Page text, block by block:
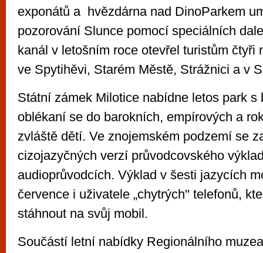
exponátů a hvězdárna nad DinoParkem
pozorování Slunce pomocí speciálních
kanál v letošním roce otevřel turistům čtyři
ve Spytihěvi, Starém Městě, Strážnici a v
Státní zámek Milotice nabídne letos park s
oblékaní se do barokních, empírových a
zvláště dětí. Ve znojemském podzemí se
cizojazyčných verzí průvodcovského
audioprůvodcích. Výklad v šesti jazycích
července i uživatele „chytrých" telefonů,
stáhnout na svůj mobil.
Součástí letní nabídky Regionálního